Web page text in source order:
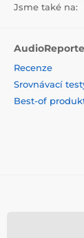
Jsme také na:
Recenze
Srovnávací
Best-of